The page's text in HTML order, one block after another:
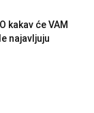
kakav će VAM
najavljuju